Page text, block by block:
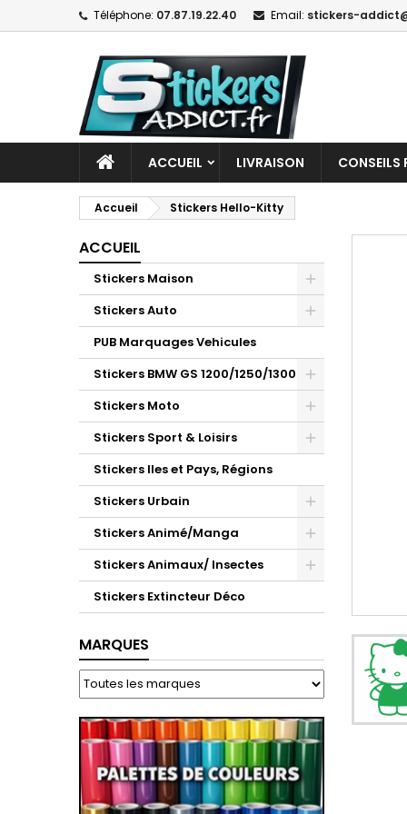
Téléphone: 07.87.19.22.40 Email: stickers-
ACCUEIL LIVRAISON CONSEILS
Accueil Stickers Hello-Kitty
ACCUEIL
Stickers Maison
Stickers Auto
PUB Marquages Vehicules
Stickers BMW GS 1200/1250/1300
Stickers Moto
Stickers Sport & Loisirs
Stickers Iles et Pays, Régions
Stickers Urbain
Stickers Animé/Manga
Stickers Animaux/ Insectes
Stickers Extincteur Déco
MARQUES